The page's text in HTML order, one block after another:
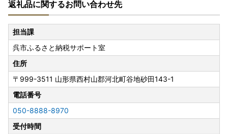
返礼品に関するお問い合わせ先
担当課
呉市ふるさと納税サポート室
住所
〒999-3511 山形県西村山郡河北町谷地砂田143-1
電話番号
050-8888-8970
受付時間